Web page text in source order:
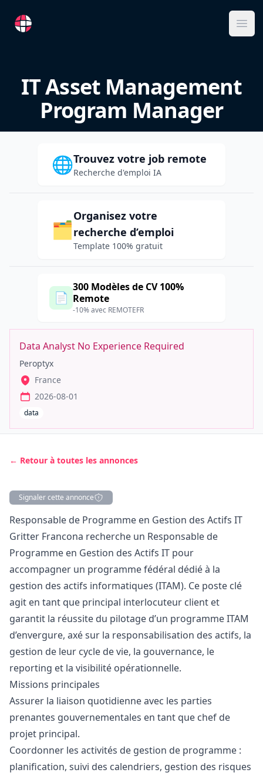
RemoteFR
IT Asset Management
Program Manager
🌐Trouvez votre job remote
Recherche d'emploi IA
🗂️
Organisez votre
recherche d’emploi
Template 100% gratuit
📄
300 Modèles de CV 100%
Remote
-10% avec REMOTEFR
Data Analyst No Experience Required
Peroptyx
France
2026-08-01
data
← Retour à toutes les annonces
Signaler cette annonce
Description
Responsable de Programme en Gestion des Actifs IT
Gritter Francona recherche un Responsable de
Programme en Gestion des Actifs IT pour
accompagner un programme fédéral dédié à la
gestion des actifs informatiques (ITAM). Ce poste clé
agit en tant que principal interlocuteur client et
garantit la réussite du pilotage d’un programme ITAM
d’envergure, axé sur la responsabilisation des actifs, la
gestion de leur cycle de vie, la gouvernance, le
reporting et la visibilité opérationnelle.
Missions principales
Assurer la liaison quotidienne avec les parties
prenantes gouvernementales en tant que chef de
projet principal.
Coordonner les activités de gestion de programme :
planification, suivi des calendriers, gestion des risques